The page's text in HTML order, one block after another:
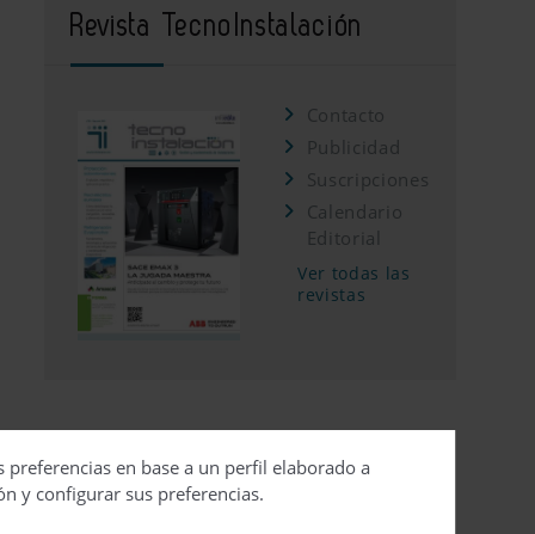
Revista TecnoInstalación
Contacto
Publicidad
Suscripciones
Calendario
Editorial
Ver todas las
revistas
en base a un perfil elaborado a
y configurar sus preferencias.